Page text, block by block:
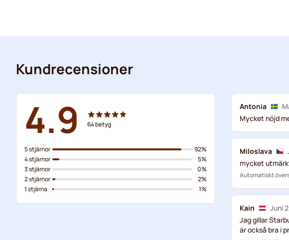
Kundrecensioner
4.9 64betyg
5 stjärnor
4 stjärnor
3 stjärnor
2 stjärnor
1 stjärna
92%
5%
0%
2%
1%
Antonia
Mycket nöjd
Miloslava
mycket
Automatiskt
Kain
Juni
Jag gillar
är också bra i